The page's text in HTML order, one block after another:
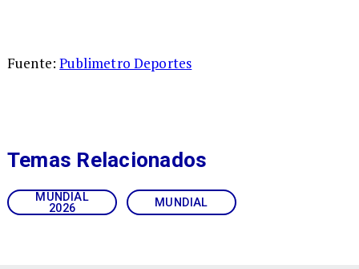
Fuente:Publimetro Deportes
MUNDIAL
2026
MUNDIAL
Temas Relacionados